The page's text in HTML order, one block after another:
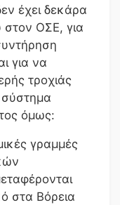
έχει δεκάρα
στον ΟΣΕ, για
για να
τροχιάς
σύστημα
όμως:
γραμμές
στα Βόρεια